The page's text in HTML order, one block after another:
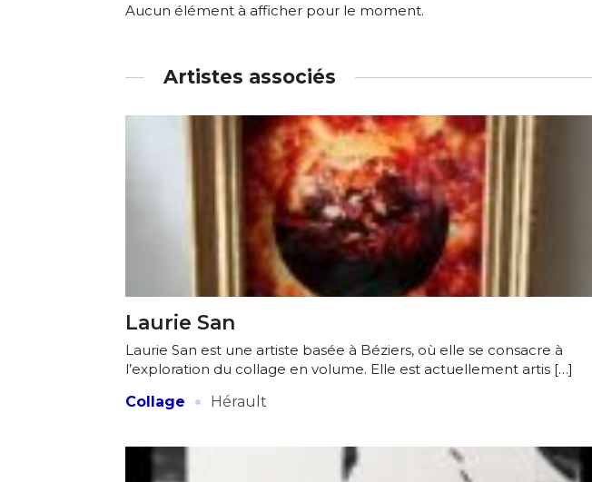
Aucun élément à afficher pour le moment.
Artistes associés
Laurie San
Laurie San est une artiste basée à Béziers, où elle se consacre à
l’exploration du collage en volume. Elle est actuellement artis […]
Collage
· Hérault